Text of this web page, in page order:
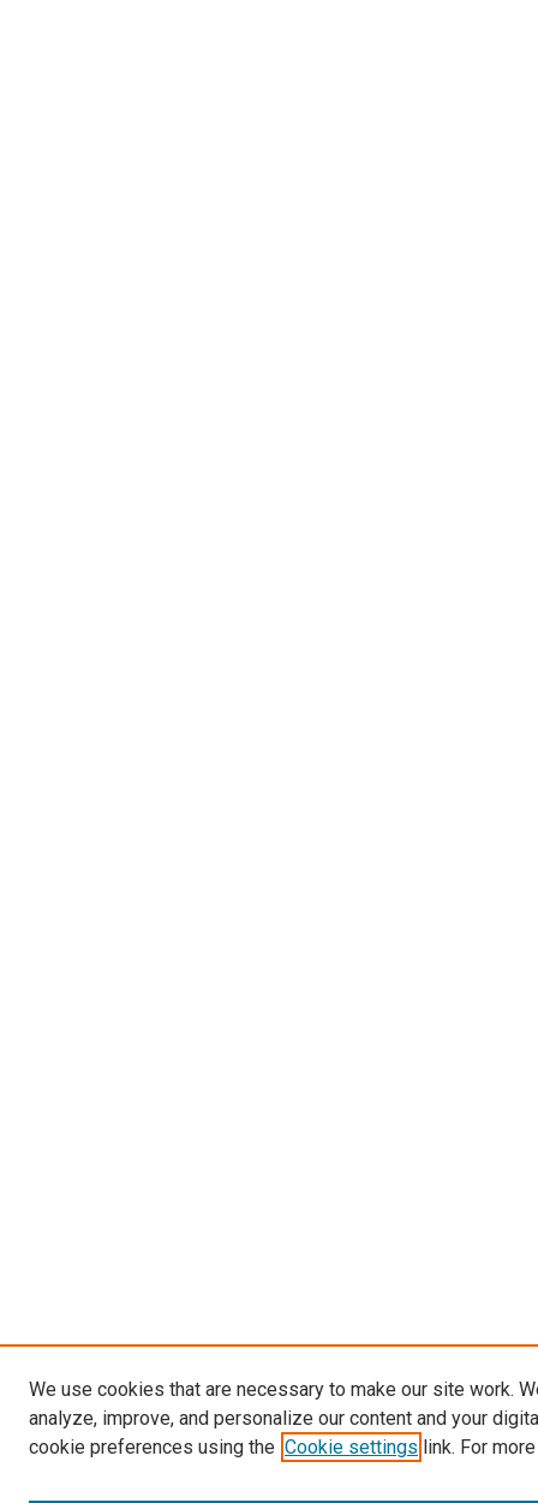
We use cookies that are necessary to make our site work.
analyze, improve, and personalize our content and your
cookie preferences using the Cookie settings link. For